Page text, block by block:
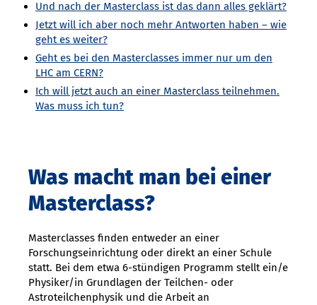
Und nach der Masterclass ist das dann alles geklärt?
Jetzt will ich aber noch mehr Antworten haben – wie
geht es weiter?
Geht es bei den Masterclasses immer nur um den
LHC am CERN?
Ich will jetzt auch an einer Masterclass teilnehmen.
Was muss ich tun?
Was macht man bei einer
Masterclass?
Masterclasses finden entweder an einer
Forschungseinrichtung oder direkt an einer Schule
statt. Bei dem etwa 6-stündigen Programm stellt ein/e
Physiker/in Grundlagen der Teilchen- oder
Astroteilchenphysik und die Arbeit an